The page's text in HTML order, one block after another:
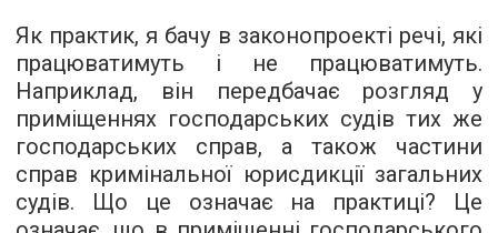
Як практик, я бачу в законопроекті речі, які
працюватимуть і не працюватимуть.
Наприклад, він передбачає розгляд у
приміщеннях господарських судів тих же
господарських справ, а також частини
справ кримінальної юрисдикції загальних
судів. Що це означає на практиці? Це